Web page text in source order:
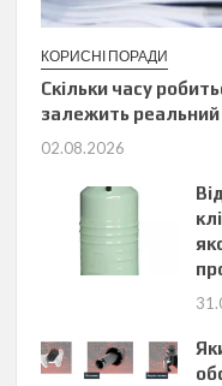
КОРИСНІ ПОРАДИ
Скільки часу
залежить реальний
02.08.2026